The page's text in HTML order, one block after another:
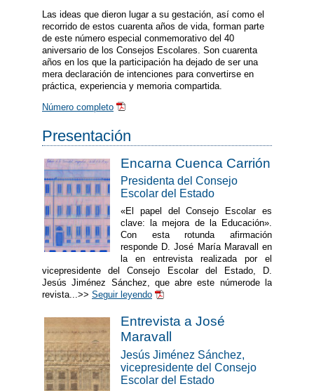
Las ideas que dieron lugar a su gestación, así como el
recorrido de estos cuarenta años de vida, forman parte
de este número especial conmemorativo del 40
aniversario de los Consejos Escolares. Son cuarenta
años en los que la participación ha dejado de ser una
mera declaración de intenciones para convertirse en
práctica, experiencia y memoria compartida.
Número completo
Presentación
Encarna Cuenca Carrión
Presidenta del Consejo
Escolar del Estado
«El papel del Consejo Escolar es
clave: la mejora de la Educación».
Con esta rotunda afirmación
responde D. José María Maravall en
la en entrevista realizada por el
vicepresidente del Consejo Escolar del Estado, D.
Jesús Jiménez Sánchez, que abre este númerode la
revista...>> Seguir leyendo
Entrevista a José
Maravall
Jesús Jiménez Sánchez,
vicepresidente del Consejo
Escolar del Estado